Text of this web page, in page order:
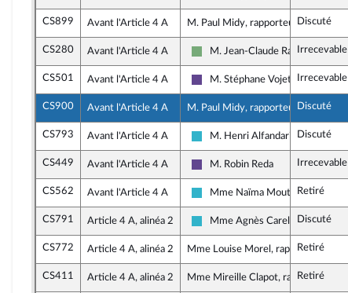
CS899 Avant l'Article 4 A M. Paul Midy, rapporteur Discuté
CS280 Avant l'Article 4 A
Écologiste - NUPES
M. Jean-Claude RauxIrrecevable
CS501 Avant l'Article 4 A
Renaissance
M. Stéphane VojettaIrrecevable
CS900 Avant l'Article 4 A M. Paul Midy, rapporteur Discuté
CS793 Avant l'Article 4 A
Horizons et apparentés
M. Henri Alfandari Discuté
CS449 Avant l'Article 4 A
Renaissance
M. Robin Reda Irrecevable
CS562 Avant l'Article 4 A
Horizons et apparentés
Mme Naïma MoutchouRetiré
CS791 Article 4 A, alinéa 2
Horizons et apparentés
Mme Agnès Carel Discuté
CS772 Article 4 A, alinéa 2 Mme Louise Morel, rapporteure
Retiré
CS411 Article 4 A, alinéa 2 Mme Mireille Clapot, rapporteure
Retiré